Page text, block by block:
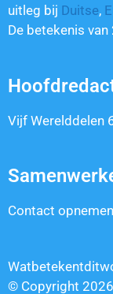
uitleg bij Duitse,
De betekenis van
Vijf Werelddelen
Contact opnemen
© Copyright